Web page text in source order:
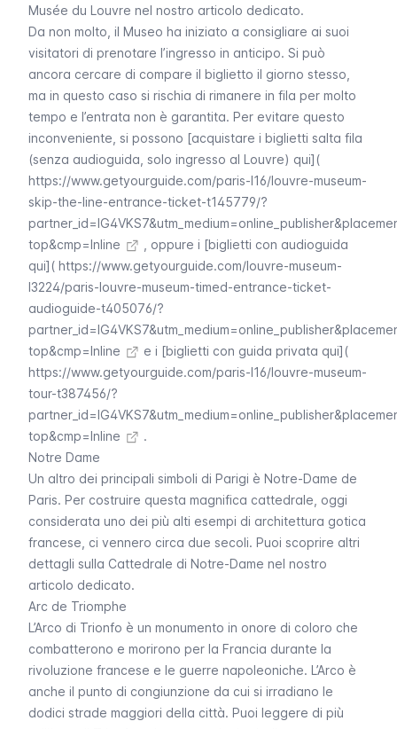
Musée du Louvre nel nostro articolo dedicato.
Da non molto, il Museo ha iniziato a consigliare ai suoi
visitatori di prenotare l’ingresso in anticipo. Si può
ancora cercare di compare il biglietto il giorno stesso,
ma in questo caso si rischia di rimanere in fila per molto
tempo e l’entrata non è garantita. Per evitare questo
inconveniente, si possono [acquistare i biglietti salta fila
(senza audioguida, solo ingresso al Louvre) qui](
https://www.getyourguide.com/paris-l16/louvre-museum-
skip-the-line-entrance-ticket-t145779/?
top&cmp=Inline
, oppure i [biglietti con audioguida
qui]( https://www.getyourguide.com/louvre-museum-
l3224/paris-louvre-museum-timed-entrance-ticket-
audioguide-t405076/?
top&cmp=Inline
e i [biglietti con guida privata qui](
https://www.getyourguide.com/paris-l16/louvre-museum-
tour-t387456/?
top&cmp=Inline
.
Notre Dame
Un altro dei principali simboli di Parigi è Notre-Dame de
Paris. Per costruire questa magnifica cattedrale, oggi
considerata uno dei più alti esempi di architettura gotica
francese, ci vennero circa due secoli. Puoi scoprire altri
dettagli sulla Cattedrale di Notre-Dame nel nostro
articolo dedicato.
Arc de Triomphe
L’Arco di Trionfo è un monumento in onore di coloro che
combatterono e morirono per la Francia durante la
rivoluzione francese e le guerre napoleoniche. L’Arco è
anche il punto di congiunzione da cui si irradiano le
dodici strade maggiori della città. Puoi leggere di più